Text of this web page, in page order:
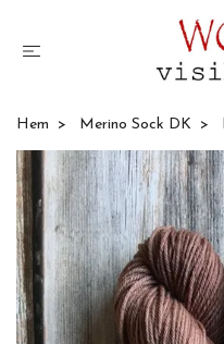
Hem Merino Sock DK